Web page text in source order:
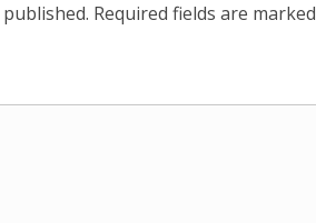
Required fields are marked